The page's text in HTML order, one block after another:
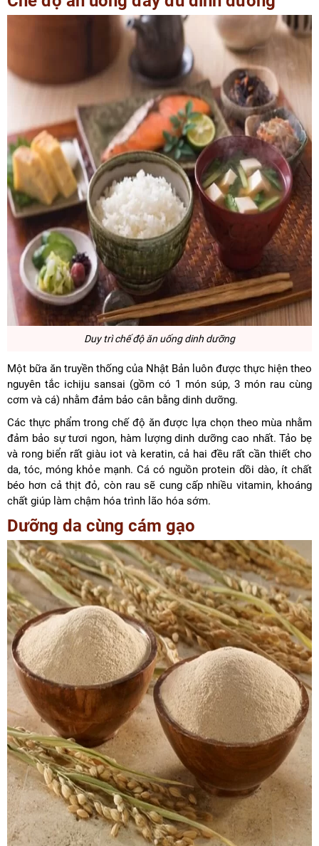
Duy trì chế độ ăn uống dinh dưỡng
Một bữa ăn truyền thống của Nhật Bản luôn được thực hiện theo
nguyên tắc ichiju sansai (gồm có 1 món súp, 3 món rau cùng
cơm và cá) nhằm đảm bảo cân bằng dinh dưỡng.
Các thực phẩm trong chế độ ăn được lựa chọn theo mùa nhằm
đảm bảo sự tươi ngon, hàm lượng dinh dưỡng cao nhất. Tảo bẹ
và rong biển rất giàu iot và keratin, cả hai đều rất cần thiết cho
da, tóc, móng khỏe mạnh. Cá có nguồn protein dồi dào, ít chất
béo hơn cả thịt đỏ, còn rau sẽ cung cấp nhiều vitamin, khoáng
chất giúp làm chậm hóa trình lão hóa sớm.
Dưỡng da cùng cám gạo